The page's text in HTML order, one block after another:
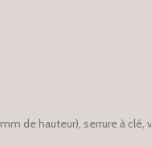
de hauteur), serrure à